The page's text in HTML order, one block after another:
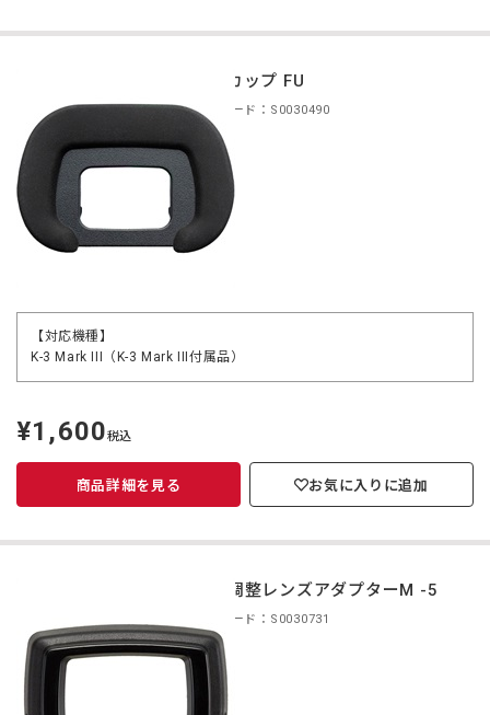
アイカップ FU
商品コード：S0030490
【対応機種】
K-3 Mark III（K-3 Mark III付属品）
定
価
¥1,600税込
商品詳細を見る お気に入りに追加
視度調整レンズアダプターM -5
商品コード：S0030731